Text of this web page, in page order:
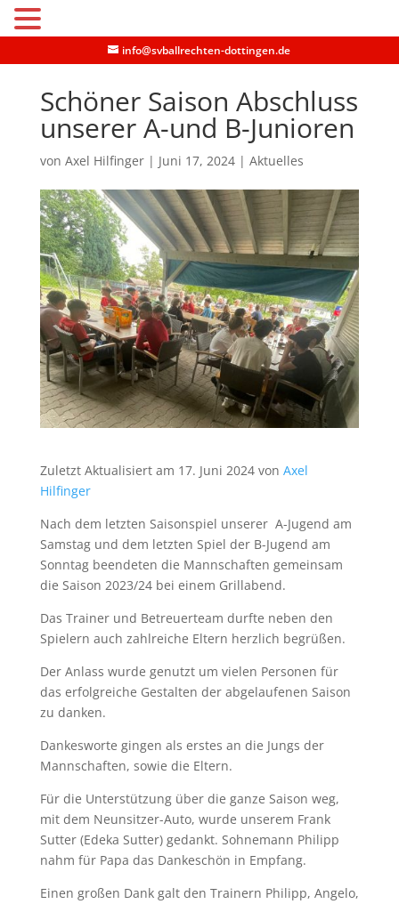
info@svballrechten-dottingen.de
Schöner Saison Abschluss
unserer A-und B-Junioren
von Axel Hilfinger| Juni 17, 2024| Aktuelles
Zuletzt Aktualisiert am 17. Juni 2024 von Axel
Hilfinger
Nach dem letzten Saisonspiel unserer A-Jugend am
Samstag und dem letzten Spiel der B-Jugend am
Sonntag beendeten die Mannschaften gemeinsam
die Saison 2023/24 bei einem Grillabend.
Das Trainer und Betreuerteam durfte neben den
Spielern auch zahlreiche Eltern herzlich begrüßen.
Der Anlass wurde genutzt um vielen Personen für
das erfolgreiche Gestalten der abgelaufenen Saison
zu danken.
Dankesworte gingen als erstes an die Jungs der
Mannschaften, sowie die Eltern.
Für die Unterstützung über die ganze Saison weg,
mit dem Neunsitzer-Auto, wurde unserem Frank
Sutter (Edeka Sutter) gedankt. Sohnemann Philipp
nahm für Papa das Dankeschön in Empfang.
Einen großen Dank galt den Trainern Philipp, Angelo,